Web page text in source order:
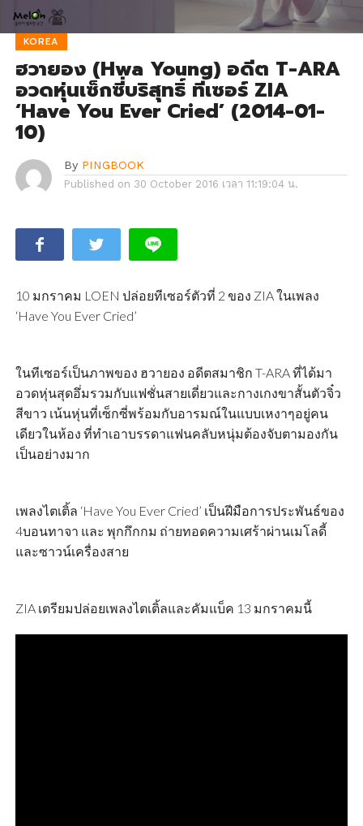
KOREA
ฮวายอง (Hwa Young) อดีต T-ARA
อวดหุ่นเซ็กซี่บริสุทธิ์ ทีเซอร์ ZIA
‘Have You Ever Cried’ (2014-01-
10)
By PINGBOOK
Published on 30 October 2016 เวลา 11:19:04 น.
10 มกราคม LOEN ปล่อยทีเซอร์ตัวที่ 2 ของ ZIA ในเพลง
‘Have You Ever Cried’
ในทีเซอร์เป็นภาพของ ฮวายอง อดีตสมาชิก T-ARA ที่ได้มา
อวดหุ่นสุดอึ่มรวมกับแฟชั่นสายเดี่ยวและกางเกงขาสั้นตัวจิ๋ว
สีขาว เน้นหุ่นที่เซ็กซี่พร้อมกับอารมณ์ในแบบเหงาๆอยู่คน
เดียวในห้อง ที่ทำเอาบรรดาแฟนคลับหนุ่มต้องจับตามองกัน
เป็นอย่างมาก
เพลงไตเติ้ล ‘Have You Ever Cried’ เป็นฝีมือการประพันธ์ของ
4บอนทาจา และ พุกกึกกม ถ่ายทอดความเศร้าผ่านเมโลดี้
และซาวน์เครื่องสาย
ZIA เตรียมปล่อยเพลงไตเติ้ลและคัมแบ็ค 13 มกราคมนี้